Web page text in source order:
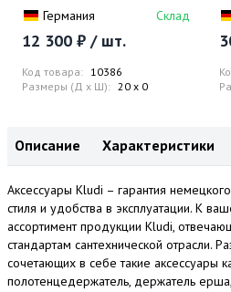
Германия
Склад
12 300 ₽ / шт.
Код товара: 10386
Размеры (Д x Ш): 20 x 0
Описание Характеристики
Аксессуары Kludi – гарантия
стиля и удобства в эксплуатации. К
ассортимент продукции Kludi,
стандартам сантехнической отрасли.
сочетающих в себе такие аксессуары
полотенцедержатель, держатель